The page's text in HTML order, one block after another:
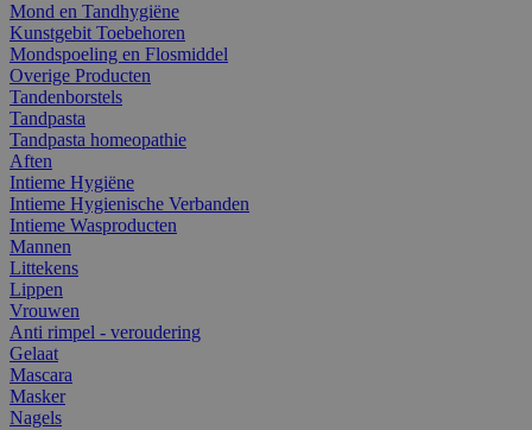
Mond en Tandhygiëne
Kunstgebit Toebehoren
Mondspoeling en Flosmiddel
Overige Producten
Tandenborstels
Tandpasta
Tandpasta homeopathie
Aften
Intieme Hygiëne
Intieme Hygienische Verbanden
Intieme Wasproducten
Mannen
Littekens
Lippen
Vrouwen
Anti rimpel - veroudering
Gelaat
Mascara
Masker
Nagels